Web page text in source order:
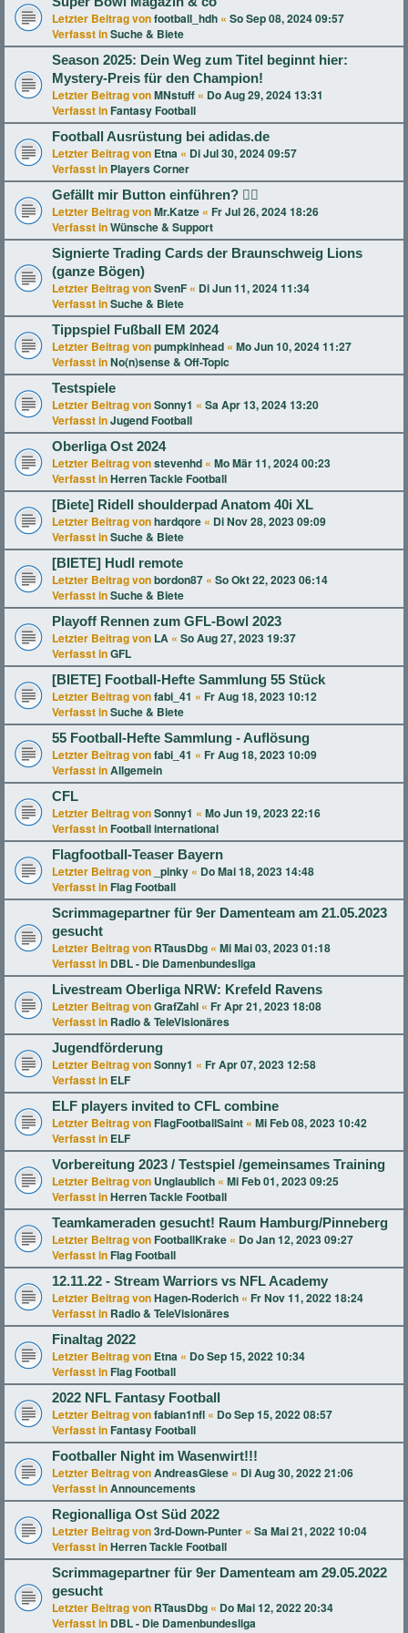
Letzter Beitrag vonfootball_hdh « So Sep 08, 2024 09:57
Verfasst inSuche & Biete
Season 2025: Dein Weg zum Titel beginnt hier:
Mystery-Preis für den Champion!
Letzter Beitrag vonMNstuff « Do Aug 29, 2024 13:31
Verfasst in Fantasy Football
Football Ausrüstung bei adidas.de
Letzter Beitrag von Etna « Di Jul 30, 2024 09:57
Verfasst in Players Corner
Gefällt mir Button einführen? 👍🏻
Letzter Beitrag vonMr.Katze « Fr Jul 26, 2024 18:26
Verfasst inWünsche & Support
Signierte Trading Cards der Braunschweig Lions
(ganze Bögen)
Letzter Beitrag vonSvenF « Di Jun 11, 2024 11:34
Verfasst inSuche & Biete
Tippspiel Fußball EM 2024
Letzter Beitrag vonpumpkinhead « Mo Jun 10, 2024 11:27
Verfasst inNo(n)sense & Off-Topic
Testspiele
Letzter Beitrag vonSonny1 « Sa Apr 13, 2024 13:20
Verfasst inJugend Football
Oberliga Ost 2024
Letzter Beitrag vonstevenhd « Mo Mär 11, 2024 00:23
Verfasst inHerren Tackle Football
[Biete] Ridell shoulderpad Anatom 40i XL
Letzter Beitrag vonhardqore « Di Nov 28, 2023 09:09
Verfasst inSuche & Biete
[BIETE] Hudl remote
Letzter Beitrag vonbordon87 « So Okt 22, 2023 06:14
Verfasst inSuche & Biete
Playoff Rennen zum GFL-Bowl 2023
Letzter Beitrag von LA « So Aug 27, 2023 19:37
Verfasst inGFL
[BIETE] Football-Hefte Sammlung 55 Stück
Letzter Beitrag vonfabi_41 « Fr Aug 18, 2023 10:12
Verfasst inSuche & Biete
55 Football-Hefte Sammlung - Auflösung
Letzter Beitrag vonfabi_41 « Fr Aug 18, 2023 10:09
Verfasst inAllgemein
CFL
Letzter Beitrag vonSonny1 « Mo Jun 19, 2023 22:16
Verfasst in Football international
Flagfootball-Teaser Bayern
Letzter Beitrag von _pinky « Do Mai 18, 2023 14:48
Verfasst in Flag Football
Scrimmagepartner für 9er Damenteam am 21.05.2023
gesucht
Letzter Beitrag von RTausDbg « Mi Mai 03, 2023 01:18
Verfasst in DBL - Die Damenbundesliga
Livestream Oberliga NRW: Krefeld Ravens
Letzter Beitrag vonGrafZahl « Fr Apr 21, 2023 18:08
Verfasst in Radio & TeleVisionäres
Jugendförderung
Letzter Beitrag vonSonny1 « Fr Apr 07, 2023 12:58
Verfasst in ELF
ELF players invited to CFL combine
Letzter Beitrag von FlagFootballSaint « Mi Feb 08, 2023 10:42
Verfasst in ELF
Vorbereitung 2023 / Testspiel /gemeinsames Training
Letzter Beitrag von Unglaublich « Mi Feb 01, 2023 09:25
Verfasst inHerren Tackle Football
Teamkameraden gesucht! Raum Hamburg/Pinneberg
Letzter Beitrag von FootballKrake « Do Jan 12, 2023 09:27
Verfasst in Flag Football
12.11.22 - Stream Warriors vs NFL Academy
Letzter Beitrag vonHagen-Roderich « Fr Nov 11, 2022 18:24
Verfasst in Radio & TeleVisionäres
Finaltag 2022
Letzter Beitrag von Etna « Do Sep 15, 2022 10:34
Verfasst in Flag Football
2022 NFL Fantasy Football
Letzter Beitrag vonfabian1nfl « Do Sep 15, 2022 08:57
Verfasst in Fantasy Football
Footballer Night im Wasenwirt!!!
Letzter Beitrag vonAndreasGiese « Di Aug 30, 2022 21:06
Verfasst inAnnouncements
Regionalliga Ost Süd 2022
Letzter Beitrag von3rd-Down-Punter « Sa Mai 21, 2022 10:04
Verfasst inHerren Tackle Football
Scrimmagepartner für 9er Damenteam am 29.05.2022
gesucht
Letzter Beitrag von RTausDbg « Do Mai 12, 2022 20:34
Verfasst in DBL - Die Damenbundesliga